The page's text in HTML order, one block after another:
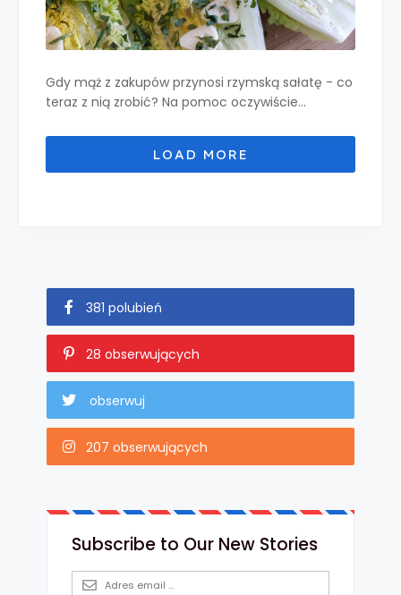
Gdy mąż z zakupów przynosi rzymską sałatę - co
teraz z nią zrobić? Na pomoc oczywiście...
381 polubień
28 obserwujących
obserwuj
207 obserwujących